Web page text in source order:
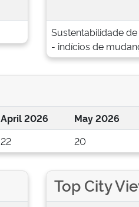
Sustentabilidade
- indícios de
April 2026 May 2026
22 20
Top City